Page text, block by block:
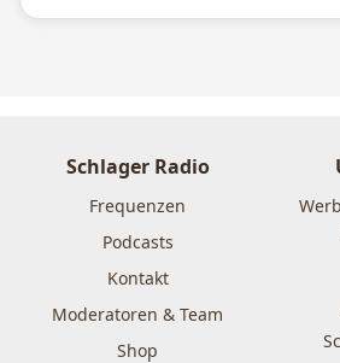
Schlager Radio
Frequenzen
Podcasts
Kontakt
Moderatoren & Team
Shop